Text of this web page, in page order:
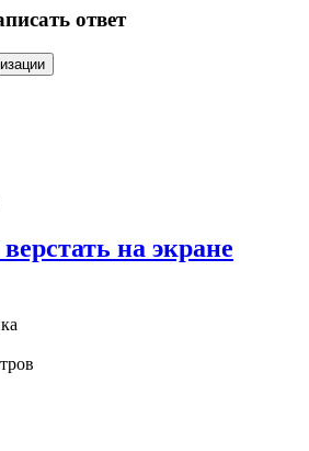
ответ
на экране